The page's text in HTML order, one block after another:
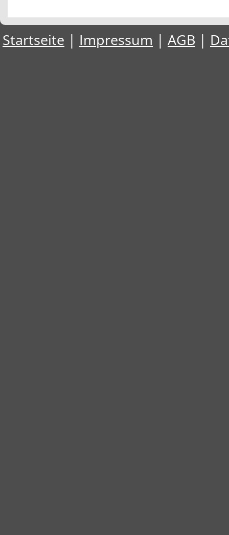
Startseite | Impressum | AGB |